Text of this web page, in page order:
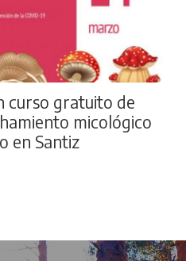
curso gratuito de
micológico
en Santiz